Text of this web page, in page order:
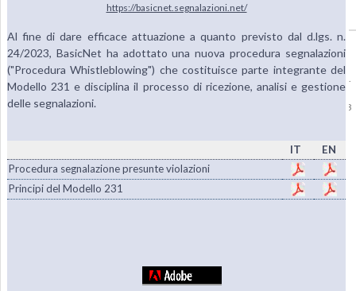
https://basicnet.segnalazioni.net/
Al fine di dare efficace attuazione a quanto previsto dal d.lgs. n.
24/2023, BasicNet ha adottato una nuova procedura segnalazioni
("Procedura Whistleblowing") che costituisce parte integrante del
Modello 231 e disciplina il processo di ricezione, analisi e gestione
delle segnalazioni.
IT
EN
Procedura segnalazione presunte violazioni
Principi del Modello 231
Copyright © 1985-2026BasicNet S.p.A. - P.I. 04413650013 - All Rights Reserved
|Dati Societari - Privacy
Per la diffusione e lo stoccaggio delle Informazioni Regolamentate, BasicNet S.p.A.
ha scelto di avvalersi del sistema 1INFO,www.1info.it, gestito da Computershare
S.p.A. avente sede in Milano, via Lorenzo Mascheroni 19 e autorizzato da CONSOB